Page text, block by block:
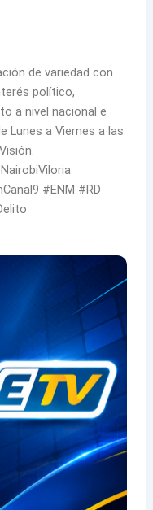
de variedad con
político,
a nivel nacional e
Lunes a Viernes a las
#ENM #RD